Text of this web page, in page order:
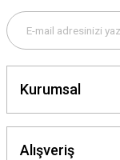
Kurumsal
Alışveriş